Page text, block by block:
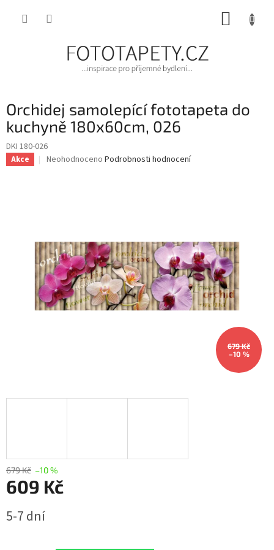
Orchidej samolepící fototapeta do
kuchyně 180x60cm, 026
DKI 180-026
Akce
Průměrné
hvězdiček.
Neohodnoceno Podrobnosti hodnocení
679 Kč
–10 %
679 Kč –10 %
609 Kč
cena:
5-7 dní